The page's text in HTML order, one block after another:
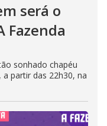
será o
Fazenda
sonhado chapéu
partir das 22h30, na